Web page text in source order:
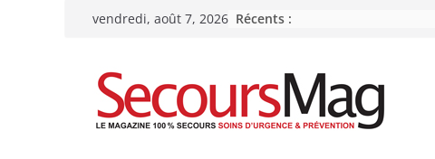
Passervendredi, août 7, 2026 Récents :